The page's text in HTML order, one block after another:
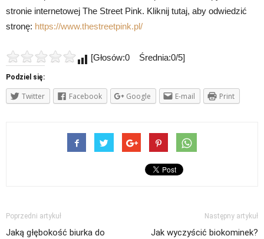
stronie internetowej The Street Pink. Kliknij tutaj, aby odwiedzić
stronę: https://www.thestreetpink.pl/
[Głosów:0 Średnia:0/5]
Podziel się:
Twitter Facebook Google E-mail Print
Poprzedni artykuł
Jaką głębokość biurka do
Następny artykuł
Jak wyczyścić biokominek?